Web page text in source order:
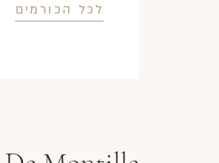
לכל הכורמים